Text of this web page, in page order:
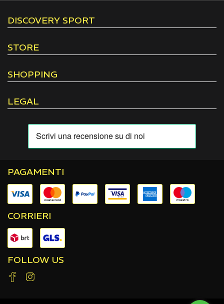
DISCOVERY SPORT
STORE
SHOPPING
LEGAL
PAGAMENTI
CORRIERI
FOLLOW US